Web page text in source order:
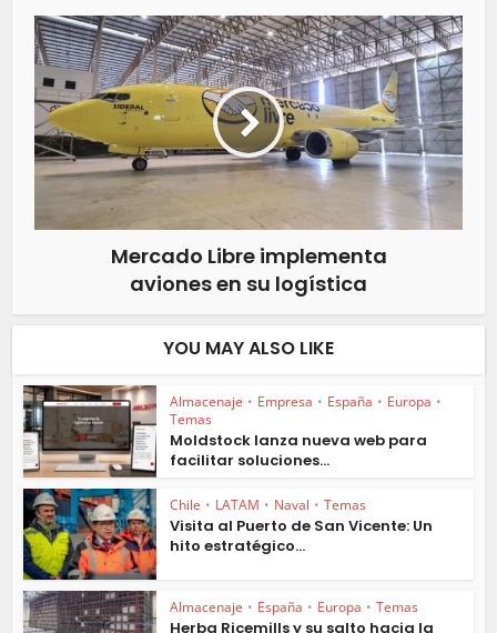
Mercado Libre implementa
aviones en su logística
YOU MAY ALSO LIKE
Almacenaje • Empresa • España • Europa •
Temas
Moldstock lanza nueva web para
facilitar soluciones...
Chile • LATAM • Naval • Temas
Visita al Puerto de San Vicente: Un
hito estratégico...
Almacenaje • España • Europa • Temas
Herba Ricemills y su salto hacia la